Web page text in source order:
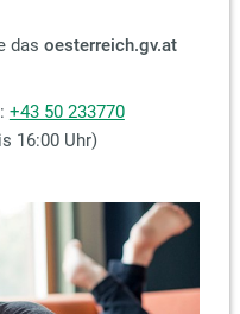
das oesterreich.gv.at
+43 50 233770
16:00 Uhr)